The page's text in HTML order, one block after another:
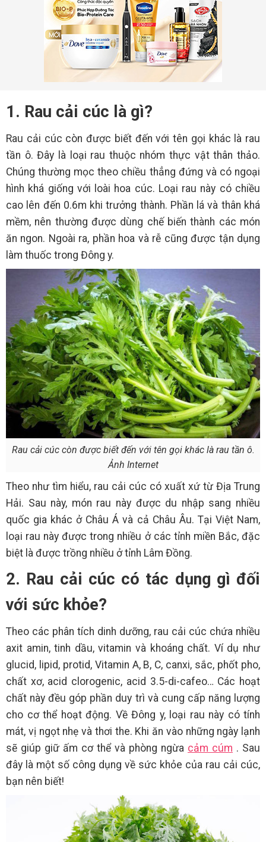
1. Rau cải cúc là gì?
Rau cải cúc còn được biết đến với tên gọi khác là rau
tần ô. Đây là loại rau thuộc nhóm thực vật thân thảo.
Chúng thường mọc theo chiều thẳng đứng và có ngoại
hình khá giống với loài hoa cúc. Loại rau này có chiều
cao lên đến 0.6m khi trưởng thành. Phần lá và thân khá
mềm, nên thường được dùng chế biến thành các món
ăn ngon. Ngoài ra, phần hoa và rễ cũng được tận dụng
làm thuốc trong Đông y.
Rau cải cúc còn được biết đến với tên gọi khác là rau tần ô.
Ảnh Internet
Theo như tìm hiểu, rau cải cúc có xuất xứ từ Địa Trung
Hải. Sau này, món rau này được du nhập sang nhiều
quốc gia khác ở Châu Á và cả Châu Âu. Tại Việt Nam,
loại rau này được trong nhiều ở các tỉnh miền Bắc, đặc
biệt là được trồng nhiều ở tỉnh Lâm Đồng.
2. Rau cải cúc có tác dụng gì đối
với sức khỏe?
Theo các phân tích dinh dưỡng, rau cải cúc chứa nhiều
axit amin, tinh dầu, vitamin và khoáng chất. Ví dụ như
glucid, lipid, protid, Vitamin A, B, C, canxi, sắc, phốt pho,
chất xơ, acid clorogenic, acid 3.5-di-cafeo… Các hoạt
chất này đều góp phần duy trì và cung cấp năng lượng
cho cơ thể hoạt động. Về Đông y, loại rau này có tính
mát, vị ngọt nhẹ và thơi the. Khi ăn vào những ngày lạnh
sẽ giúp giữ ấm cơ thể và phòng ngừa cảm cúm . Sau
đây là một số công dụng về sức khỏe của rau cải cúc,
bạn nên biết!